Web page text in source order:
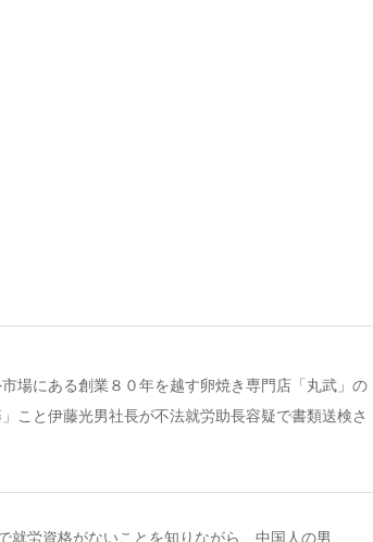
場にある創業８０年を越す卵焼き専門店「丸武」の
こと伊藤光男社長が不法就労助長容疑で書類送検さ
労資格がないことを知りながら、中国人の男